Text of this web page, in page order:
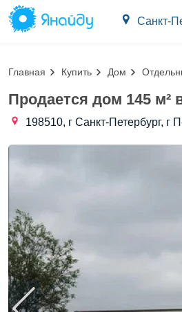
Санкт-
Главная Купить Дом
Продается дом 145 м²
198510, г Санкт-Петербург, г